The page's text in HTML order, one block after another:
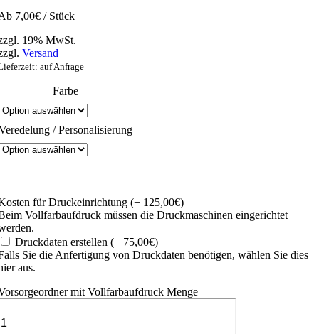
7,00€ / Stück
19% MwSt.
Versand
auf Anfrage
Farbe
/ Personalisierung
für Druckeinrichtung(+ 125,00€)
Vollfarbaufdruck müssen die Druckmaschinen eingerichtet
Druckdaten erstellen(+ 75,00€)
Sie die Anfertigung von Druckdaten benötigen, wählen Sie dies
aus.
mit Vollfarbaufdruck Menge